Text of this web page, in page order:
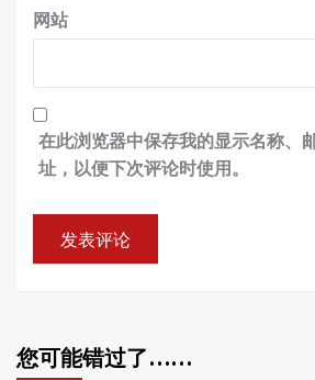
网站
在此浏览器中保存我的显示名称、
址，以便下次评论时使用。
您可能错过了……